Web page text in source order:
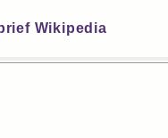
Wikipedia